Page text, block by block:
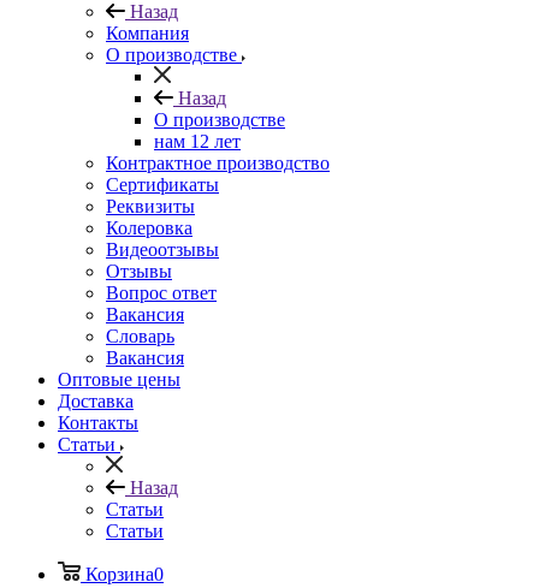
Назад
Компания
О производстве
Назад
О производстве
нам 12 лет
Контрактное производство
Сертификаты
Реквизиты
Колеровка
Видеоотзывы
Отзывы
Вопрос ответ
Вакансия
Словарь
Вакансия
Оптовые цены
Доставка
Контакты
Статьи
Назад
Статьи
Статьи
Корзина0